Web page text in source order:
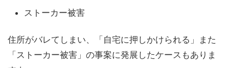
ストーカー被害
住所がバレてしまい、「自宅に押しかけられる」また
「ストーカー被害」の事案に発展したケースもありま